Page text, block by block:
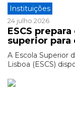
Instituições
24 julho 2026
ESCS
superior para
A Escola Superior
Lisboa (ESCS)